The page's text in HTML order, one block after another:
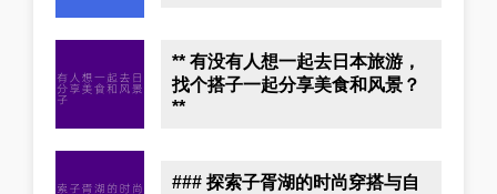
** 有没有人想一起去日本旅游，
找个搭子一起分享美食和风景？
**
### 探索子胥湖的时尚穿搭与自